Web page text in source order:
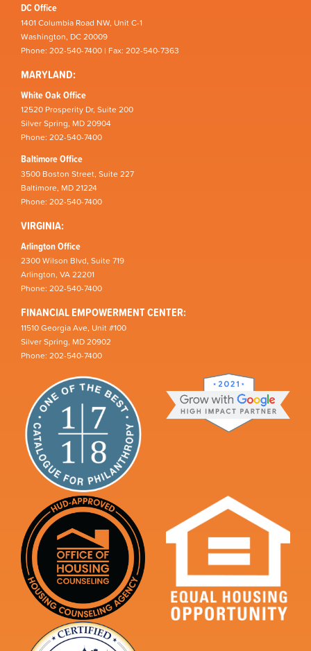
DC Office
1401 Columbia Road NW, Unit C-1
Washington, DC 20009
Phone: 202-540-7400 | Fax: 202-540-7363
MARYLAND:
White Oak Office
12520 Prosperity Dr, Suite 200
Silver Spring, MD 20904
Phone: 202-540-7400
Baltimore Office
3500 Boston Street, Suite 227
Baltimore, MD 21224
Phone: 202-540-7400
VIRGINIA:
Arlington Office
2300 Wilson Blvd, Suite 719
Arlington, VA 22201
Phone: 202-540-7400
FINANCIAL EMPOWERMENT CENTER:
11510 Georgia Ave, Unit #100
Silver Spring, MD 20902
Phone: 202-540-7400